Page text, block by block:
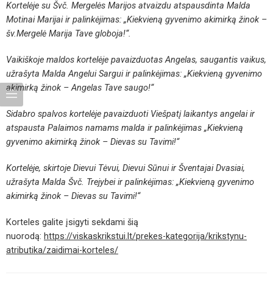
Kortelėje su Švč. Mergelės Marijos atvaizdu atspausdinta Malda
Motinai Marijai ir palinkėjimas: „Kiekvieną gyvenimo akimirką žinok –
šv.Mergelė Marija Tave globoja!“.
Vaikiškoje maldos kortelėje pavaizduotas Angelas, saugantis vaikus,
užrašyta Malda Angelui Sargui ir palinkėjimas: „Kiekvieną gyvenimo
akimirką žinok – Angelas Tave saugo!“
Sidabro spalvos kortelėje pavaizduoti Viešpatį laikantys angelai ir
atspausta Palaimos namams malda ir palinkėjimas „Kiekvieną
gyvenimo akimirką žinok – Dievas su Tavimi!“
Kortelėje, skirtoje Dievui Tėvui, Dievui Sūnui ir Šventajai Dvasiai,
užrašyta Malda Švč. Trejybei ir palinkėjimas: „Kiekvieną gyvenimo
akimirką žinok – Dievas su Tavimi!“
Korteles galite įsigyti sekdami šią
nuorodą: https://viskaskrikstui.lt/prekes-kategorija/krikstynu-
atributika/zaidimai-korteles/